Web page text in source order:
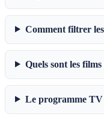
Comment filtrer
Quels sont les
Le programme TV